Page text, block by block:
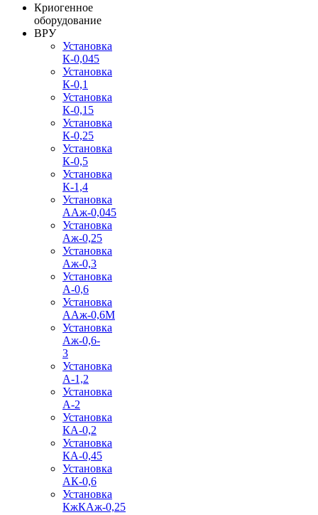
Криогенное
оборудование
ВРУ
Установка
К-0,045
Установка
К-0,1
Установка
К-0,15
Установка
К-0,25
Установка
К-0,5
Установка
К-1,4
Установка
ААж-0,045
Установка
Аж-0,25
Установка
Аж-0,3
Установка
А-0,6
Установка
ААж-0,6М
Установка
Аж-0,6-
3
Установка
А-1,2
Установка
А-2
Установка
КА-0,2
Установка
КА-0,45
Установка
АК-0,6
Установка
КжКАж-0,25